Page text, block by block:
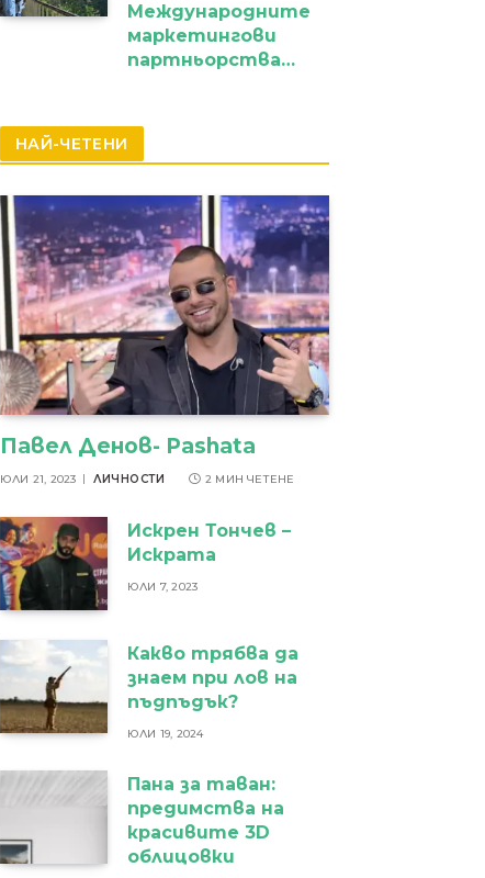
Международните
маркетингови
партньорства
НАЙ-ЧЕТЕНИ
Павел Денов- Pashata
ЮЛИ 21, 2023 ЛИЧНОСТИ 2 МИН ЧЕТЕНЕ
Искрен Тончев –
Искрата
ЮЛИ 7, 2023
Какво трябва да
знаем при лов на
пъдпъдък?
ЮЛИ 19, 2024
Пана за таван:
предимства на
красивите 3D
облицовки